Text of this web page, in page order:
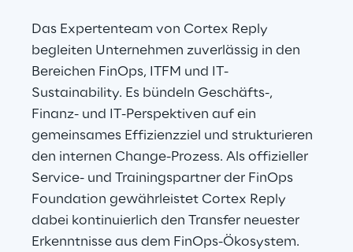
Das Expertenteam von Cortex Reply
begleiten Unternehmen zuverlässig in den
Bereichen FinOps, ITFM und IT-
Sustainability. Es bündeln Geschäfts-,
Finanz- und IT-Perspektiven auf ein
gemeinsames Effizienzziel und strukturieren
den internen Change-Prozess. Als offizieller
Service- und Trainingspartner der FinOps
Foundation gewährleistet Cortex Reply
dabei kontinuierlich den Transfer neuester
Erkenntnisse aus dem FinOps-Ökosystem.